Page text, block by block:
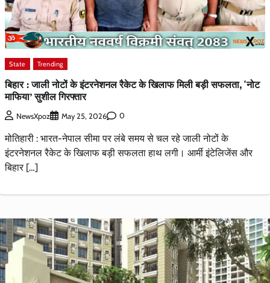
State Trending
बिहार : जाली नोटों के इंटरनेशनल रैकेट के खिलाफ मिली बड़ी सफलता, ‘नोट
माफिया’ सुशील गिरफ्तार
NewsXpoz May 25, 2026 0
मोतिहारी : भारत-नेपाल सीमा पर लंबे समय से चल रहे जाली नोटों के
इंटरनेशनल रैकेट के खिलाफ बड़ी सफलता हाथ लगी। आर्मी इंटेलिजेंस और
बिहार […]